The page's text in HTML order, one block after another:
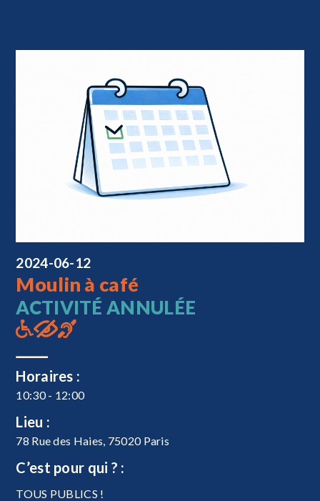
2024-06-12
Moulin à café
ACTIVITÉ ANNULÉE
Horaires :
10:30 - 12:00
Lieu :
78 Rue des Haies, 75020 Paris
C’est pour qui ? :
TOUS PUBLICS !